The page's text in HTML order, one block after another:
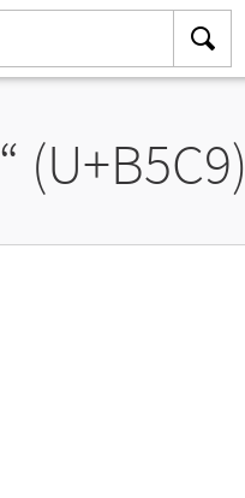
“ (U+B5C9)